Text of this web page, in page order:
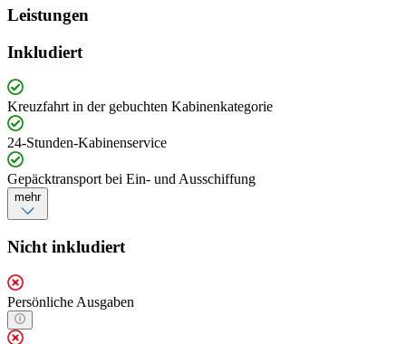
Leistungen
Inkludiert
Kreuzfahrt in der gebuchten Kabinenkategorie
24-Stunden-Kabinenservice
Gepäcktransport bei Ein- und Ausschiffung
mehr
Nicht inkludiert
Persönliche Ausgaben